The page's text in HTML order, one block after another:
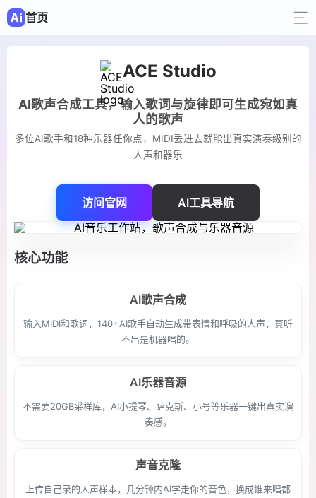
首页
ACE Studio
AI歌声合成工具，输入歌词与旋律即可生成宛如真
人的歌声
多位AI歌手和18种乐器任你点，MIDI丢进去就能出真实演奏级别的
人声和器乐
访问官网 AI工具导航
核心功能
AI歌声合成
输入MIDI和歌词，140+AI歌手自动生成带表情和呼吸的人声，真听
不出是机器唱的。
AI乐器音源
不需要20GB采样库，AI小提琴、萨克斯、小号等乐器一键出真实演
奏感。
声音克隆
上传自己录的人声样本，几分钟内AI学走你的音色，换成谁来唱都